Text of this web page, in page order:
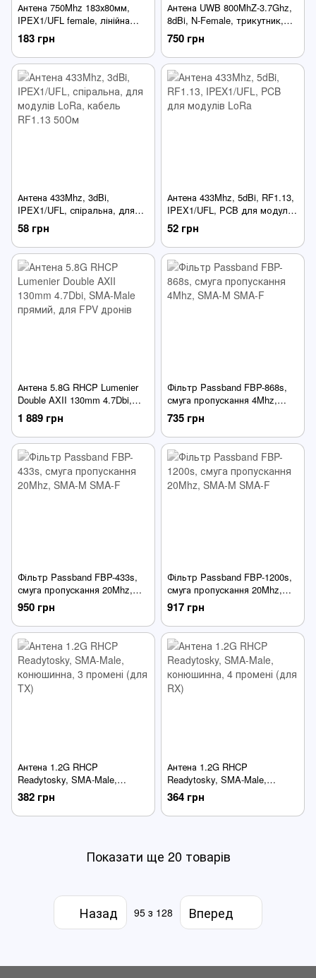
Антена 750Mhz 183х80мм,
IPEX1/UFL female, лінійна
поляризація, диполь-Т для
приймача керування
183 грн
Антена UWB 800MhZ-3.7Ghz,
8dBi, N-Female, трикутник,
спрямована логоперіодична,
вертикальна поляризація
750 грн
Антена 433Mhz, 3dBi,
IPEX1/UFL, спіральна, для
модулів LoRa, кабель RF1.13
50Ом
58 грн
Антена 433Mhz, 5dBi, RF1.13,
IPEX1/UFL, PCB для модулів
LoRa
52 грн
Антена 5.8G RHCP Lumenier
Double AXII 130mm 4.7Dbi,
SMA-Male прямий, для FPV
дронів
1 889 грн
Фільтр Passband FBP-868s,
смуга пропускання 4Mhz,
SMA-M SMA-F
735 грн
Фільтр Passband FBP-433s,
смуга пропускання 20Mhz,
SMA-M SMA-F
950 грн
Фільтр Passband FBP-1200s,
смуга пропускання 20Mhz,
SMA-M SMA-F
917 грн
Антена 1.2G RHCP
Readytosky, SMA-Male,
конюшинна, 3 промені (для
TX)
382 грн
Антена 1.2G RHCP
Readytosky, SMA-Male,
конюшинна, 4 промені (для
RX)
364 грн
Показати ще 20 товарів
Назад 95 з 128 Вперед